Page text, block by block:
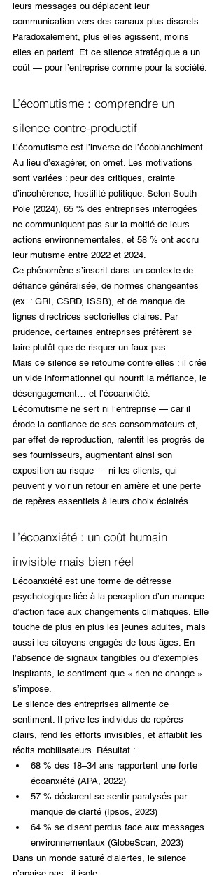
leurs messages ou déplacent leur
communication vers des canaux plus discrets.
Paradoxalement, plus elles agissent, moins
elles en parlent. Et ce silence stratégique a un
coût — pour l’entreprise comme pour la société.
L’écomutisme : comprendre un
silence contre-productif
L’écomutisme est l’inverse de l’écoblanchiment.
Au lieu d’exagérer, on omet. Les motivations
sont variées : peur des critiques, crainte
d’incohérence, hostilité politique. Selon South
Pole (2024), 65 % des entreprises interrogées
ne communiquent pas sur la moitié de leurs
actions environnementales, et 58 % ont accru
leur mutisme entre 2022 et 2024.
Ce phénomène s’inscrit dans un contexte de
défiance généralisée, de normes changeantes
(ex. : GRI, CSRD, ISSB), et de manque de
lignes directrices sectorielles claires. Par
prudence, certaines entreprises préfèrent se
taire plutôt que de risquer un faux pas.
Mais ce silence se retourne contre elles : il crée
un vide informationnel qui nourrit la méfiance, le
désengagement… et l’écoanxiété.
L’écomutisme ne sert ni l’entreprise — car il
érode la confiance de ses consommateurs et,
par effet de reproduction, ralentit les progrès de
ses fournisseurs, augmentant ainsi son
exposition au risque — ni les clients, qui
peuvent y voir un retour en arrière et une perte
de repères essentiels à leurs choix éclairés.
L’écoanxiété : un coût humain
invisible mais bien réel
L’écoanxiété est une forme de détresse
psychologique liée à la perception d’un manque
d’action face aux changements climatiques. Elle
touche de plus en plus les jeunes adultes, mais
aussi les citoyens engagés de tous âges. En
l’absence de signaux tangibles ou d’exemples
inspirants, le sentiment que « rien ne change »
s’impose.
Le silence des entreprises alimente ce
sentiment. Il prive les individus de repères
clairs, rend les efforts invisibles, et affaiblit les
récits mobilisateurs. Résultat :
68 % des 18–34 ans rapportent une forte
écoanxiété (APA, 2022)
57 % déclarent se sentir paralysés par
manque de clarté (Ipsos, 2023)
64 % se disent perdus face aux messages
environnementaux (GlobeScan, 2023)
Dans un monde saturé d’alertes, le silence